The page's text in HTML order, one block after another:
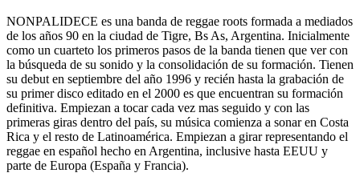
NONPALIDECE es una banda de reggae roots formada a mediados
de los años 90 en la ciudad de Tigre, Bs As, Argentina. Inicialmente
como un cuarteto los primeros pasos de la banda tienen que ver con
la búsqueda de su sonido y la consolidación de su formación. Tienen
su debut en septiembre del año 1996 y recién hasta la grabación de
su primer disco editado en el 2000 es que encuentran su formación
definitiva. Empiezan a tocar cada vez mas seguido y con las
primeras giras dentro del país, su música comienza a sonar en Costa
Rica y el resto de Latinoamérica. Empiezan a girar representando el
reggae en español hecho en Argentina, inclusive hasta EEUU y
parte de Europa (España y Francia).